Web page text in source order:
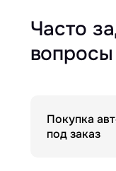
Часто
вопросы
Покупка
под заказ